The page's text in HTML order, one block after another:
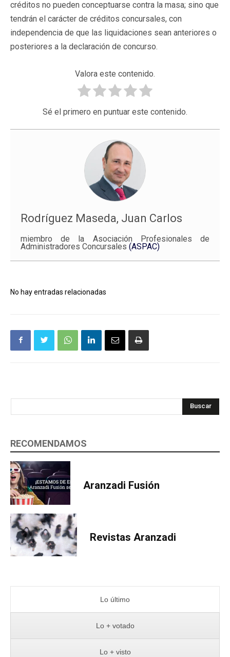
créditos no pueden conceptuarse contra la masa; sino que
tendrán el carácter de créditos concursales, con
independencia de que las liquidaciones sean anteriores o
posteriores a la declaración de concurso.
Valora este contenido.
Sé el primero en puntuar este contenido.
Rodríguez Maseda, Juan Carlos
miembro de la Asociación Profesionales de
Administradores Concursales (ASPAC)
No hay entradas relacionadas
Buscar
RECOMENDAMOS
Aranzadi Fusión
Revistas Aranzadi
Lo último
Lo + votado
Lo + visto